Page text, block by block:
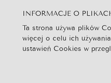
Szukaj...
Strona Główna
Newsy
INFORMACJE O
Ta strona używa plików
więcej o celu ich
ustawień Cookies w